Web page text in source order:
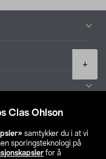
Clas Ohlson
samtykker du i at vi
sporingsteknologi på
for å
+